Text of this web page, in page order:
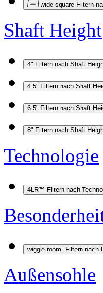
wide square Filtern
Shaft Height
4" Filtern nach Shaft
4.5" Filtern nach Shaft
6.5" Filtern nach Shaft
8" Filtern nach Shaft
Technologie
4LR™ Filtern nach
wiggle room Filtern nach
Außensohle